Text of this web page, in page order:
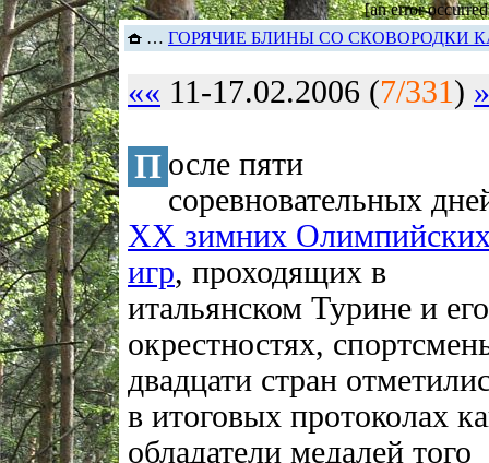
[an error
… ГОРЯЧИЕ БЛИНЫ СО СКОВОРОДКИ
«« 11-17.02.2006 (7/331)
П осле пяти
соревновательных
XX зимних
игр, проходящих в
итальянском Турине и его
окрестностях,
двадцати стран
в итоговых протоколах
обладатели медалей того